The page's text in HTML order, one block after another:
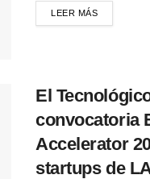
LEER MÁS
El
convocatoria
Accelerator
startups de